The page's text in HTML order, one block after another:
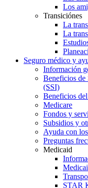
Los
Transiciónes
La
La
Seguro médico y
Información
Beneficios de
(SSI)
Beneficios
Medicare
Fondos y
Subsidios y
Ayuda con
Preguntas
Medicaid
STAR